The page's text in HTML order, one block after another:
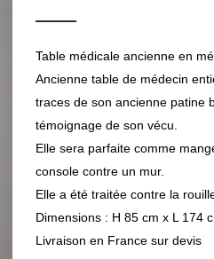
Table médicale ancienne en
Ancienne table de médecin
traces de son ancienne patine
témoignage de son vécu.
Elle sera parfaite comme
console contre un mur.
Elle a été traitée contre la
Dimensions : H 85 cm x L 174
Livraison en France sur devis